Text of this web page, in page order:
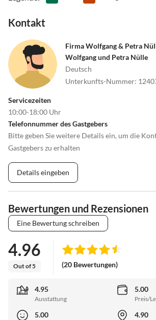
Kontakt
Firma Wolfgang & Petra
Wolfgang und Petra Nülle
Deutsch
Unterkunfts-Nummer:
Servicezeiten
10:00-18:00 Uhr
Telefonnummer des Gastgebers
Bitte geben Sie weitere Details ein, um die
Gastgebers zu erhalten
Details eingeben
Bewertungen und Rezensionen
Eine Bewertung schreiben
4.96
Out of 5 (20 Bewertungen)
4.95
Ausstattung
5.00
Preis/
5.00 4.90